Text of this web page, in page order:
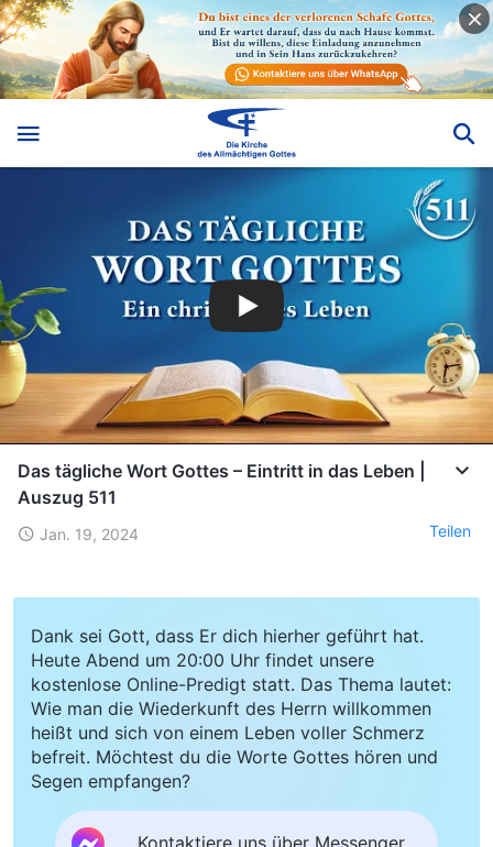
Das tägliche Wort Gottes – Eintritt in das Leben |
Auszug 511
Jan. 19, 2024 Teilen
Dank sei Gott, dass Er dich hierher geführt hat.
Heute Abend um 20:00 Uhr findet unsere
kostenlose Online-Predigt statt. Das Thema lautet:
Wie man die Wiederkunft des Herrn willkommen
heißt und sich von einem Leben voller Schmerz
befreit. Möchtest du die Worte Gottes hören und
Segen empfangen?